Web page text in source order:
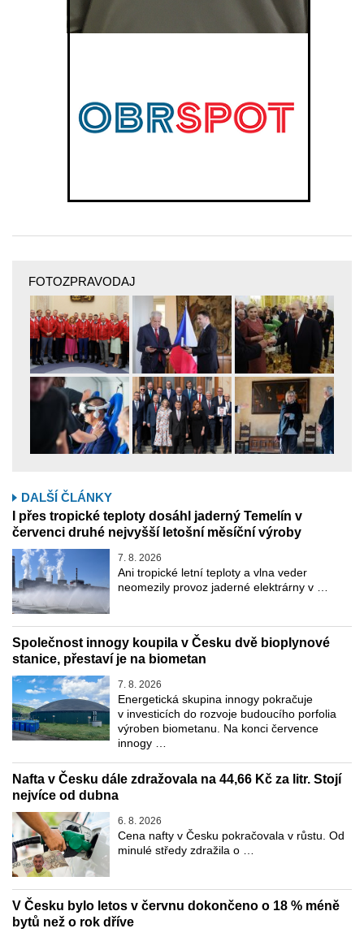
FOTOZPRAVODAJ
DALŠÍ ČLÁNKY
I přes tropické teploty dosáhl jaderný Temelín v
červenci druhé nejvyšší letošní měsíční výroby
7. 8. 2026
Ani tropické letní teploty a vlna veder
neomezily provoz jaderné elektrárny v …
Společnost innogy koupila v Česku dvě bioplynové
stanice, přestaví je na biometan
7. 8. 2026
Energetická skupina innogy pokračuje
v investicích do rozvoje budoucího porfolia
výroben biometanu. Na konci července
innogy …
Nafta v Česku dále zdražovala na 44,66 Kč za litr. Stojí
nejvíce od dubna
6. 8. 2026
Cena nafty v Česku pokračovala v růstu. Od
minulé středy zdražila o …
V Česku bylo letos v červnu dokončeno o 18 % méně
bytů než o rok dříve